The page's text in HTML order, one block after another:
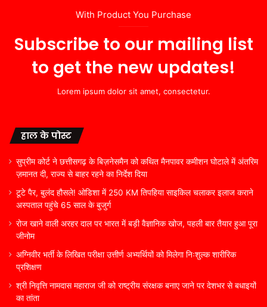
With Product You Purchase
Subscribe to our mailing list
to get the new updates!
Lorem ipsum dolor sit amet, consectetur.
हाल के पोस्ट
सुप्रीम कोर्ट ने छत्तीसगढ़ के बिज़नेसमैन को कथित मैनपावर कमीशन घोटाले में अंतरिम
ज़मानत दी, राज्य से बाहर रहने का निर्देश दिया
टूटे पैर, बुलंद हौसले! ओडिशा में 250 KM तिपहिया साइकिल चलाकर इलाज कराने
अस्पताल पहुंचे 65 साल के बुजुर्ग
रोज खाने वाली अरहर दाल पर भारत में बड़ी वैज्ञानिक खोज, पहली बार तैयार हुआ पूरा
जीनोम
अग्निवीर भर्ती के लिखित परीक्षा उत्तीर्ण अभ्यर्थियों को मिलेगा निःशुल्क शारीरिक
प्रशिक्षण
श्री निवृत्ति नामदास महाराज जी को राष्ट्रीय संरक्षक बनाए जाने पर देशभर से बधाइयों
का तांता